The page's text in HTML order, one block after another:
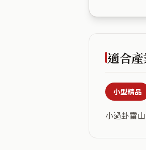
適合
小型精品
小過卦雷